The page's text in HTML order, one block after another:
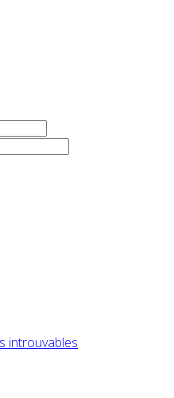
introuvables